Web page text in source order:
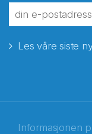
Les våre siste
Informasjonen
fra